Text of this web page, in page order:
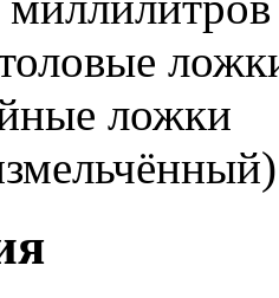
ложки